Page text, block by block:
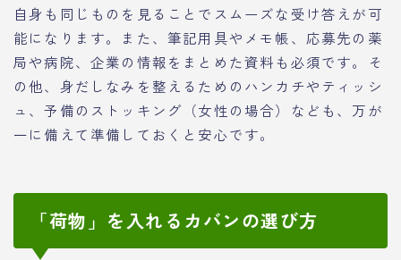
自身も同じものを見ることでスムーズな受け答えが可
能になります。また、筆記用具やメモ帳、応募先の薬
局や病院、企業の情報をまとめた資料も必須です。そ
の他、身だしなみを整えるためのハンカチやティッシ
ュ、予備のストッキング（女性の場合）なども、万が
一に備えて準備しておくと安心です。
「荷物」を入れるカバンの選び方